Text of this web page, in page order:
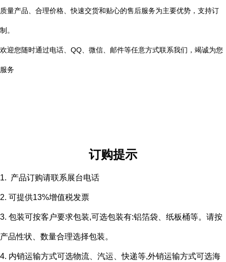
质量产品、合理价格、快速交货和贴心的售后服务为主要优势，支持订
制。
欢迎您随时通过电话、QQ、微信、邮件等任意方式联系我们，竭诚为您
服务
订购提示
1. 产品订购请联系展台电话
2. 可提供13%增值税发票
3. 包装可按客户要求包装,可选包装有:铝箔袋、纸板桶等。请按
产品性状、数量合理选择包装。
4. 内销运输方式可选物流、汽运、快递等,外销运输方式可选海